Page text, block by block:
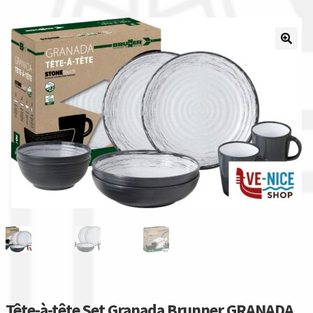
Il nostro gruppo acquisti
La nostra azienda
Condizioni generali
Acquisti in rete pubblica amministrazione
Assicurazione integrativa Garanzia3
Diritto di recesso